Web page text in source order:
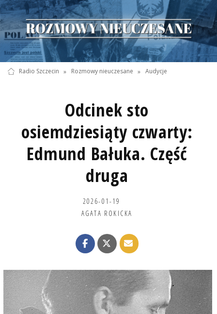
Radio Szczecin » Rozmowy nieuczesane » Audycje
Odcinek sto
osiemdziesiąty czwarty:
Edmund Bałuka. Część
druga
2026-01-19
AGATA ROKICKA